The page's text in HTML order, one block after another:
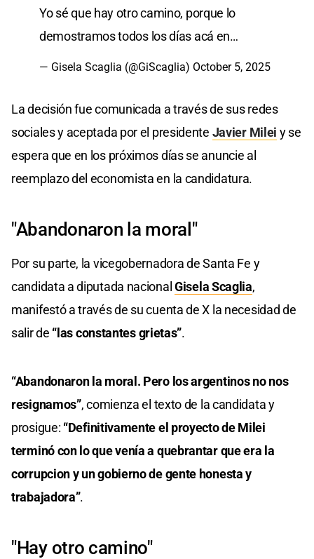
Yo sé que hay otro camino, porque lo
demostramos todos los días acá en…
— Gisela Scaglia (@GiScaglia) October 5, 2025
La decisión fue comunicada a través de sus redes
sociales y aceptada por el presidente Javier Milei y se
espera que en los próximos días se anuncie al
reemplazo del economista en la candidatura.
"Abandonaron la moral"
Por su parte, la vicegobernadora de Santa Fe y
candidata a diputada nacionalGisela Scaglia,
manifestó a través de su cuenta de X la necesidad de
salir de “las constantes grietas”.
“Abandonaron la moral. Pero los argentinos no nos
resignamos”, comienza el texto de la candidata y
prosigue: “Definitivamente el proyecto de Milei
terminó con lo que venía a quebrantar que era la
corrupcion y un gobierno de gente honesta y
trabajadora”.
"Hay otro camino"